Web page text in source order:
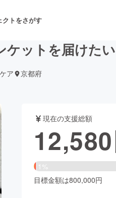
クトをさがす
・パフォーマンス
・飲食店
・漫画
ットを届けたい
ア 京都府
現在の支援総額
12,580
1%
目標金額は800,000円